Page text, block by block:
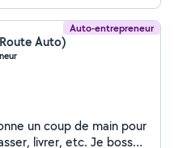
Auto-entrepreneur
Auto)
un coup de main pour
livrer, etc. Je bosse